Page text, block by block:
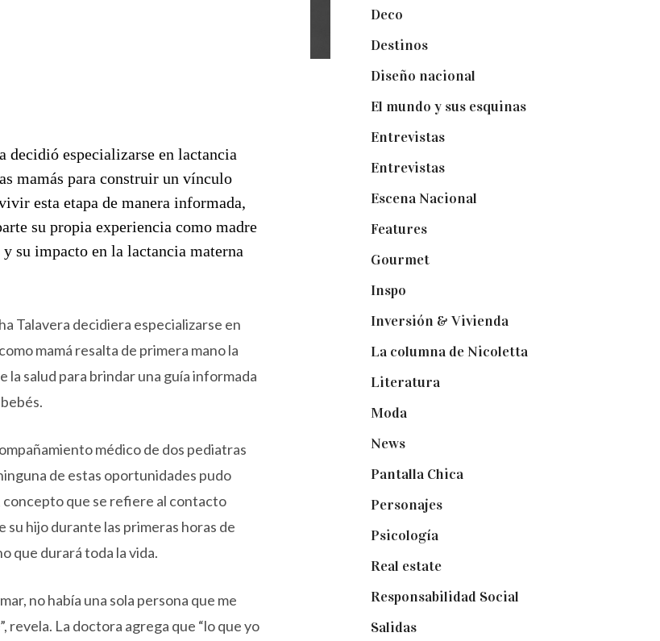
decidió especializarse en lactancia
mamás para construir un vínculo
esta etapa de manera informada,
su propia experiencia como madre
su impacto en la lactancia materna
Talavera decidiera especializarse en
mamá resalta de primera mano la
la salud para brindar una guía informada
médico de dos pediatras
de estas oportunidades pudo
que se refiere al contacto
su hijo durante las primeras horas de
que durará toda la vida.
no había una sola persona que me
revela. La doctora agrega que “lo que yo
Deco
Destinos(6)
Diseño nacional
El mundo y sus esquinas(25)
Entrevistas(36)
Entrevistas(14)
Escena Nacional
Features(29)
Gourmet(102)
Inspo
Inversión & Vivienda(5)
La columna de Nicoletta(5)
Literatura(1)
Moda(84)
News(24)
Pantalla Chica(22)
Personajes(9)
Psicología(60)
Real estate(7)
Responsabilidad Social
Salidas(16)